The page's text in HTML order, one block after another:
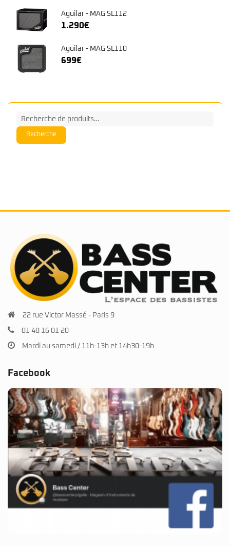
Aguilar - MAG SL112
1.290€
Aguilar - MAG SL110
699€
Recherche
pour :
Recherche
22 rue Victor Massé - Paris 9
01 40 16 01 20
Mardi au samedi / 11h-13h et 14h30-19h
Facebook